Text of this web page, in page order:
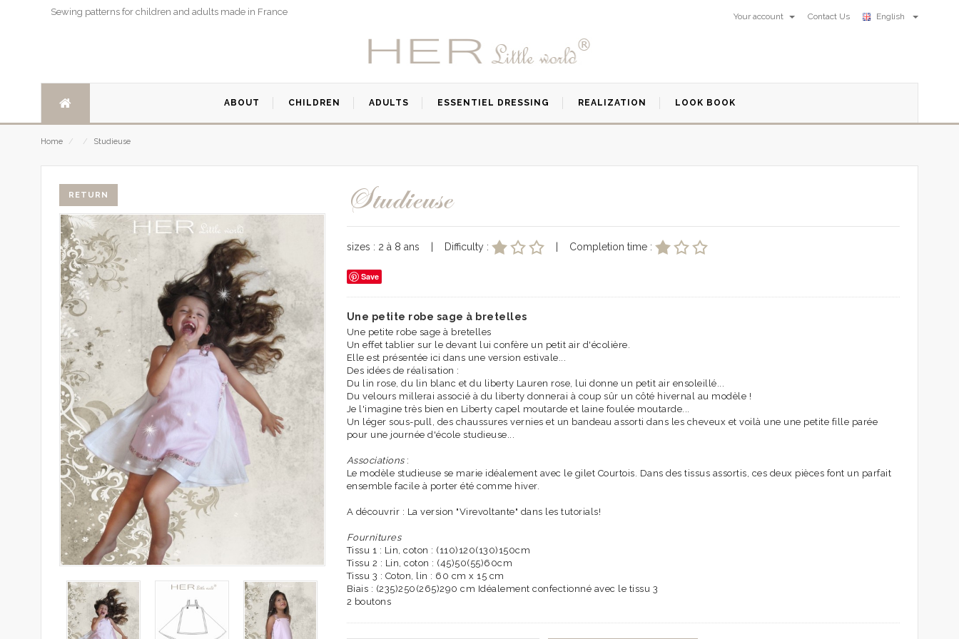
Sewing patterns for children and adults made in France Your account Contact Us English
ABOUT CHILDREN ADULTS ESSENTIEL DRESSING REALIZATION LOOK BOOK
Home / / Studieuse
RETURN Studieuse
sizes : 2 à 8 ans | Difficulty : | Completion time :
Save
Une petite robe sage à bretelles
Une petite robe sage à bretelles
Un effet tablier sur le devant lui confère un petit air d'écolière.
Elle est présentée ici dans une version estivale...
Des idées de réalisation :
Du lin rose, du lin blanc et du liberty Lauren rose, lui donne un petit air ensoleillé...
Du velours millerai associé à du liberty donnerai à coup sûr un côté hivernal au modèle !
Je l'imagine très bien en Liberty capel moutarde et laine foulée moutarde...
Un léger sous-pull, des chaussures vernies et un bandeau assorti dans les cheveux et voilà une une petite fille parée
pour une journée d'école studieuse...
Associations :
Le modèle studieuse se marie idéalement avec le gilet Courtois. Dans des tissus assortis, ces deux pièces font un parfait
ensemble facile à porter été comme hiver.
A découvrir : La version "Virevoltante" dans les tutorials!
Fournitures
Tissu 1 : Lin, coton : (110)120(130)150cm
Tissu 2 : Lin, coton : (45)50(55)60cm
Tissu 3 : Coton, lin : 60 cm x 15 cm
Biais : (235)250(265)290 cm Idéalement confectionné avec le tissu 3
2 boutons